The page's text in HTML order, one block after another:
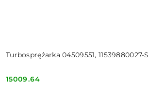
Turbosprężarka 04509551, 11539880027-
Cena:
15009.64